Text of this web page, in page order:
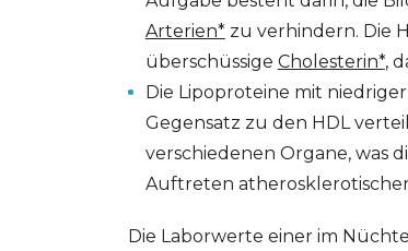
Arterien*zu verhindern. Die
überschüssige Cholesterin*,
Die Lipoproteine mit
Gegensatz zu den HDL
verschiedenen Organe, was
Auftreten
Die Laborwerte einer im